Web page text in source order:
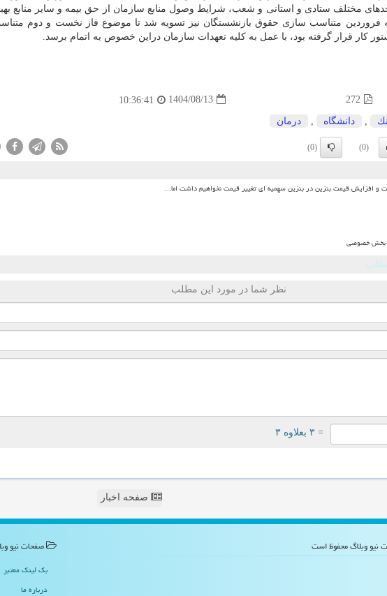
مختلف ستادی و استانی و شعب، شرایط وصول منابع سازمان از حق بیمه و سایر منابع
فروردین متناسب سازی حقوق بازنشستگان نیز تسویه شد تا موضوع فاز نخست و دوم
کار قرار گرفته بود، با عمل به کلیه تعهدات سازمان دراین خصوص به اتمام برسد.
272
1404/08/13
10:36:41
دانشگاه درمان
(0)
(0)
و افزایش قیمت بنزین در بنزین سهمیه ای تغییر قیمت نخواهیم داشت اما...
بخش خصوصی
نظر شما در مورد این مطلب
= ۳ بعلاوه ۳
صفحه اخبار
صفحات نیو
بک لینک معتبر
درباره ما